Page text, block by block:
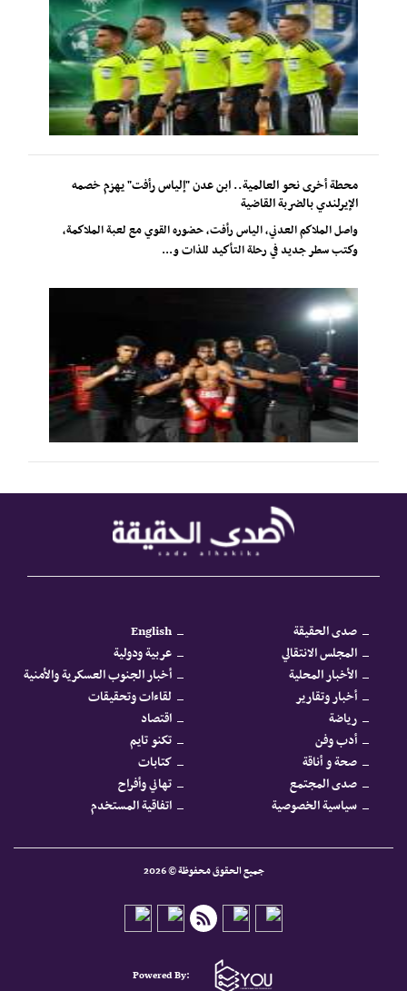
محطة أخرى نحو العالمية.. ابن عدن "إلياس رأفت" يهزم خصمه
الإيرلندي بالضربة القاضية
واصل الملاكم العدني، الياس رأفت، حضوره القوي مع لعبة الملاكمة،
وكتب سطر جديد في رحلة التأكيد للذات و...
صدى الحقيقة
English
المجلس الانتقالي
عربية ودولية
الأخبار المحلية
أخبار الجنوب العسكرية والأمنية
أخبار وتقارير
لقاءات وتحقيقات
رياضة
اقتصاد
أدب وفن
تكنو تايم
صحة و أناقة
كتابات
صدى المجتمع
تهاني وأفراح
سياسية الخصوصية
اتفاقية المستخدم
جميع الحقوق محفوظة © 2026
Powered By: